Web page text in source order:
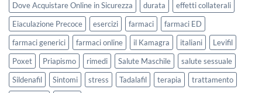
Dove Acquistare Online in Sicurezza
durata
effetti collaterali
Eiaculazione Precoce
esercizi farmaci
farmaci ED
farmaci generici
farmaci online il Kamagra italiani
Levifil
Poxet
Priapismo rimedi Salute Maschile
salute sessuale
Sildenafil
Sintomi stress Tadalafil terapia
trattamento